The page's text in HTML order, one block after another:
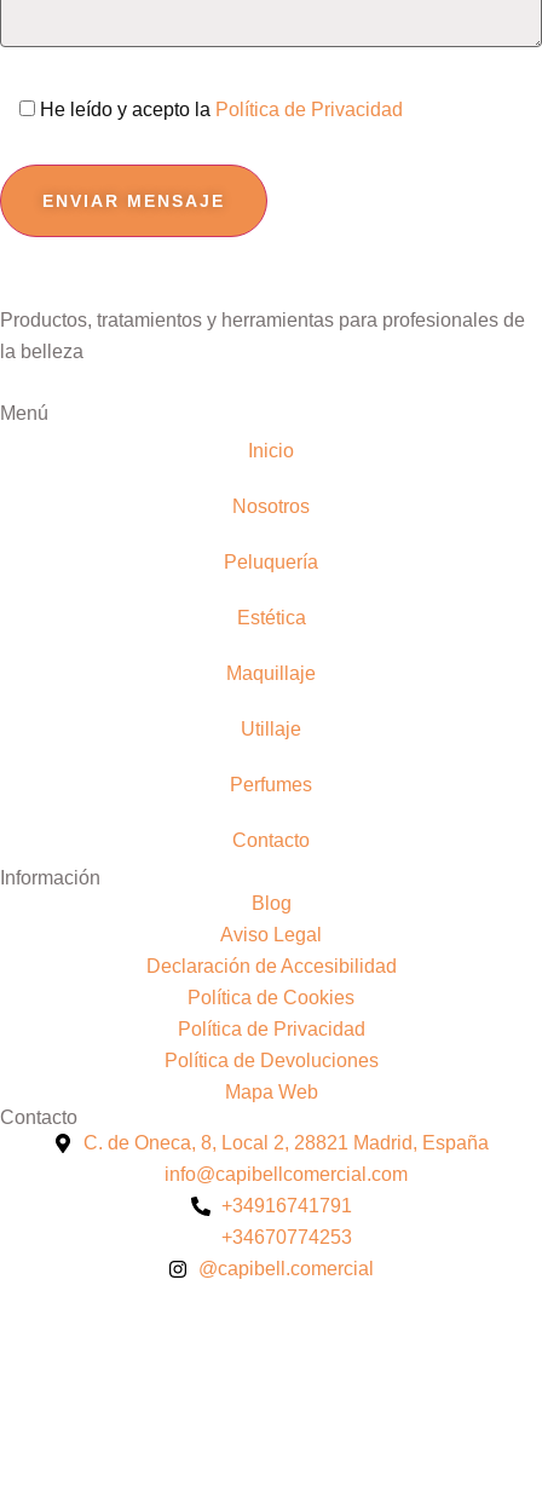
He leído y acepto la Política de Privacidad
Por
favor,
deja
Productos, tratamientos y herramientas para profesionales de
la belleza
Menú
Inicio
Nosotros
Peluquería
Estética
Maquillaje
Utillaje
Perfumes
Contacto
Información
Blog
Aviso Legal
Declaración de Accesibilidad
Política de Cookies
Política de Privacidad
Política de Devoluciones
Mapa Web
Contacto
C. de Oneca, 8, Local 2, 28821 Madrid, España
info@capibellcomercial.com
+34916741791
+34670774253
@capibell.comercial